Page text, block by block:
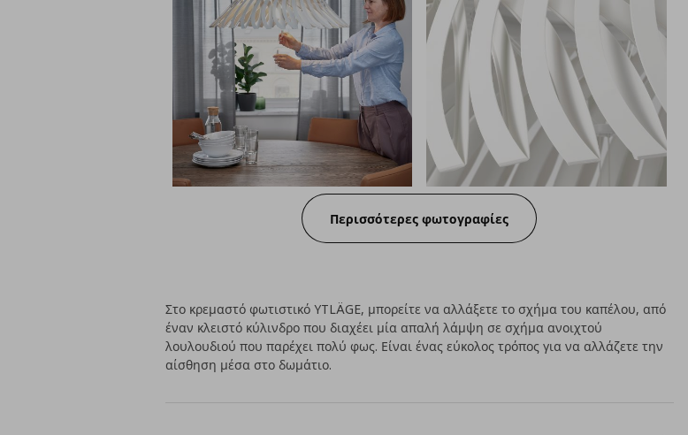
Περισσότερες φωτογραφίες
Στο κρεμαστό φωτιστικό YTLÄGE, μπορείτε να αλλάξετε το σχήμα του καπέλου, από
έναν κλειστό κύλινδρο που διαχέει μία απαλή λάμψη σε σχήμα ανοιχτού
λουλουδιού που παρέχει πολύ φως. Είναι ένας εύκολος τρόπος για να αλλάζετε την
αίσθηση μέσα στο δωμάτιο.